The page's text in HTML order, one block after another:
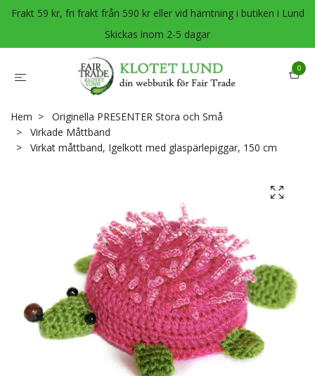
Frakt 59 kr, fri frakt från 590 kr eller vid hämtning i butiken i Lund
Skickas inom 2-5 dagar
0
Hem
Originella PRESENTER Stora och Små
Virkade Måttband
Virkat måttband, Igelkott med glaspärlepiggar, 150 cm